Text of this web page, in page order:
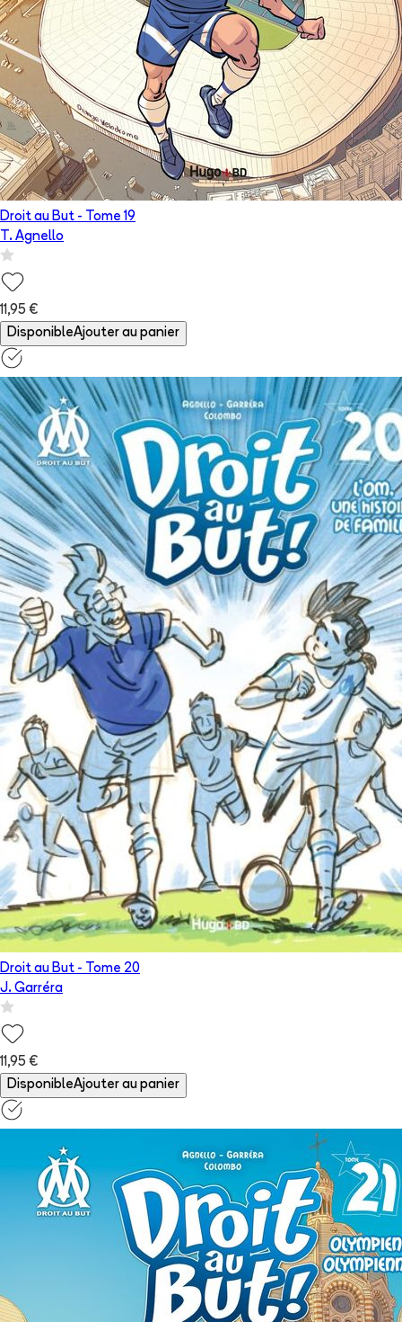
Droit au But - Tome 19
T. Agnello
11,95 €
DisponibleAjouter au panier
Droit au But - Tome 20
J. Garréra
11,95 €
DisponibleAjouter au panier